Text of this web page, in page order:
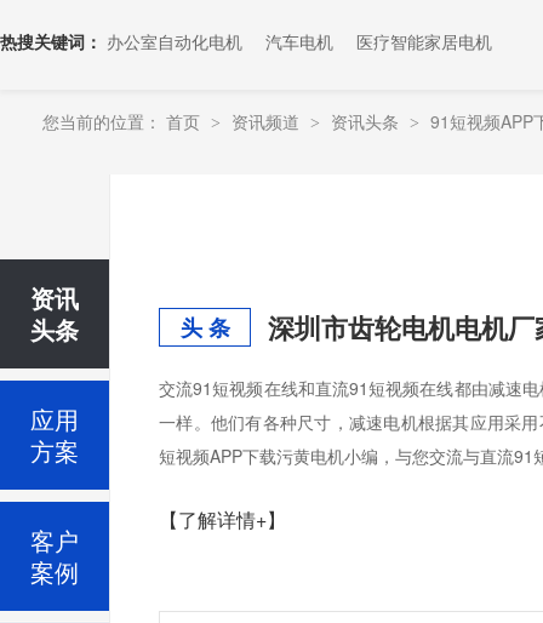
热搜关键词： 办公室自动化电机 汽车电机 医疗智能家居电机
您当前的位置： 首页 > 资讯频道 > 资讯头条 > 91短视频APP
头 条 深圳市齿轮电机电机
交流91短视频在线和直流91短视频在线都由减速
一样。他们有各种尺寸，减速电机根据其应用采
短视频APP下载污黄电机小编，与您交流与直流
【了解详情+】
资讯
头条
应用
方案
客户
案例